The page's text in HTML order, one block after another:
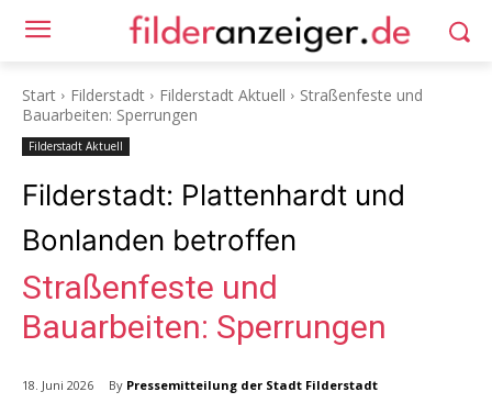
Start Filderstadt Filderstadt Aktuell
Straßenfeste und
Bauarbeiten: Sperrungen
Filderstadt Aktuell
Filderstadt: Plattenhardt und
Bonlanden betroffen
Straßenfeste und
Bauarbeiten: Sperrungen
18. Juni 2026 By Pressemitteilung der Stadt Filderstadt